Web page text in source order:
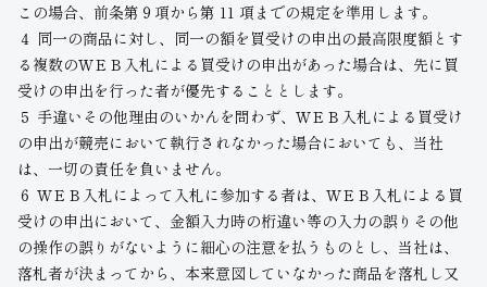
この場合、前条第９項から第 11 項までの規定を準用します。
４ 同一の商品に対し、同一の額を買受けの申出の最高限度額とす
る複数のＷＥＢ入札による買受けの申出があった場合は、先に買
受けの申出を行った者が優先することとします。
５ 手違いその他理由のいかんを問わず、ＷＥＢ入札による買受け
の申出が競売において執行されなかった場合においても、当社
は、一切の責任を負いません。
６ ＷＥＢ入札によって入札に参加する者は、ＷＥＢ入札による買
受けの申出において、金額入力時の桁違い等の入力の誤りその他
の操作の誤りがないように細心の注意を払うものとし、当社は、
落札者が決まってから、本来意図していなかった商品を落札し又